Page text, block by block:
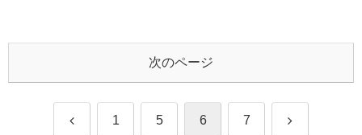
次のページ
前 1 5 6 7 次